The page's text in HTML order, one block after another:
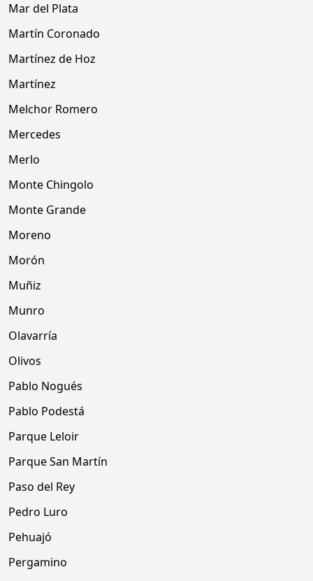
Mar del Plata
Martín Coronado
Martínez de Hoz
Martínez
Melchor Romero
Mercedes
Merlo
Monte Chingolo
Monte Grande
Moreno
Morón
Muñiz
Munro
Olavarría
Olivos
Pablo Nogués
Pablo Podestá
Parque Leloir
Parque San Martín
Paso del Rey
Pedro Luro
Pehuajó
Pergamino